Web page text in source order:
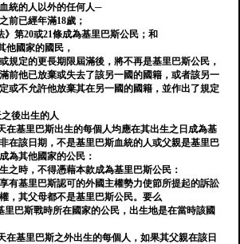
統的人以外的任何人─
前已經年滿18歲；
》第20或21條成為基里巴斯公民；和
他國家的國民，
規定的更長期限屆滿後，將不再是基里巴斯公民，
前他已放棄或失去了該另一國的國籍，或者該另一
或不允許他放棄其在另一國的國籍，並作出了規定
後出生的人
在基里巴斯出生的每個人均應在其出生之日成為基
在該日期，不是基里巴斯血統的人或父親是基里巴
為其他國家的公民：
之時，不得憑藉本款成為基里巴斯公民：
有基里巴斯認可的外國主權勢力使節所提起的訴訟
，其父母都不是基里巴斯公民。要么
里巴斯戰時所在國家的公民，出生地是在當時該國
在基里巴斯之外出生的每個人，如果其父親在該日